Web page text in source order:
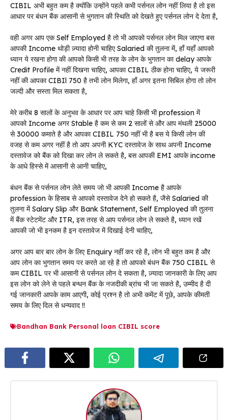
CIBIL अभी बहुत कम है क्योंकि उन्होंने पहले कभी पर्सनल लोन नहीं लिया है तो इस
आधार पर बंधन बैंक आसानी से भुगतान की स्थिति को देखते हुए पर्सनल लोन दे देता है,
वही अगर आप एक Self Employed है तो भी आपको पर्सनल लोन मिल जाएगा बस
आपकी Income थोड़ी ज़्यादा होनी चाहिए Salaried की तुलना में, हाँ यहाँ आपको
ध्यान ये रखना होगा की आपको किसी भी तरह के लोन के भुगतान का delay आपके
Credit Profile में नहीं दिखना चाहिए, आपका CIBIL ठीक होना चाहिए, ये जरूरी
नहीं की आपका CIBIl 750 है तभी लोन मिलेगा, हाँ अगर इतना सिबिल होगा तो लोन
जल्दी और सस्ता मिल सकता है,
मेरे करीब 8 सालों के अनुभव के आधार पर आप चाहे किसी भी profession में
आपको Income अगर Stable है कम से कम 2 सालों से और आप मंथली 25000
से 30000 कमाते है और आपका CIBIL 750 नहीं भी है बस ये किसी लोन की
वजह से कम अगर नहीं है तो आप अपनी KYC दस्तावेज के साथ अपनी Income
दस्तावेज को बैंक को दिखा कर लोन ले सकते है, बस आपकी EMI आपके income
के आधे हिस्से में आसानी से आनी चाहिए,
बंधन बैंक से पर्सनल लोन लेते समय जो भी आपकी Income है आपके
profession के हिसाब से आपको दस्तावेज देने हो सकते है, जैसे Salaried की
तुलना में Salary Slip और Bank Statement, Self Employed की तुलना
में बैंक स्टेटमेंट और ITR, इस तरह से आप पर्सनल लोन ले सकते है, ध्यान रखें
आपकी जो भी इनकम है इन दस्तावेज में दिखाई देनी चाहिए,
अगर आप बार बार लोन के लिए Enquiry नहीं कर रहे है, लोन भी बहुत कम है और
आप लोन का भुगतान समय पर करते आ रहे है तो आपको बंधन बैंक 750 CIBIL से
कम CIBIL पर भी आसानी से पर्सनल लोन दे सकता है, ज़्यादा जानकारी के लिए आप
इस लोन को लेने से पहले बन्धन बैंक के नजदीकी ब्रांच भी जा सकते है, उम्मीद है दी
गई जानकारी आपके काम आएगी, कोई प्रश्न है तो अभी कमेंट में पूछे, आपके कीमती
समय के लिए दिल से धन्यवाद !!
Bandhan Bank Personal loan CIBIL score